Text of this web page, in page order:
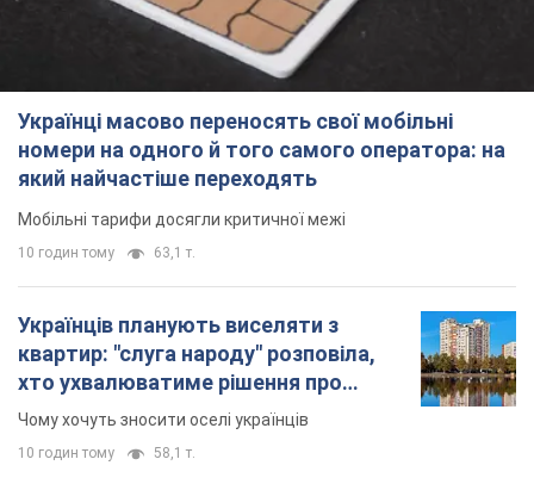
Українці масово переносять свої мобільні
номери на одного й того самого оператора: на
який найчастіше переходять
Мобільні тарифи досягли критичної межі
10 годин тому 63,1 т.
Українців планують виселяти з
квартир: "слуга народу" розповіла,
хто ухвалюватиме рішення про
знесення будинків
Чому хочуть зносити оселі українців
10 годин тому 58,1 т.